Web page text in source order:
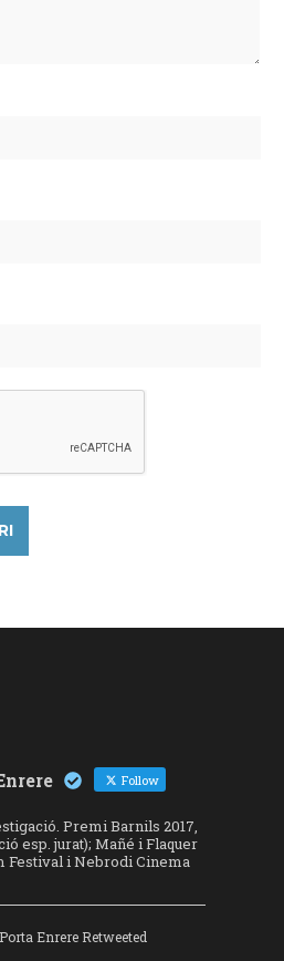
Follow
Premi Barnils 2017,
esp. jurat); Mañé i Flaquer
Festival i Nebrodi Cinema
Porta Enrere Retweeted